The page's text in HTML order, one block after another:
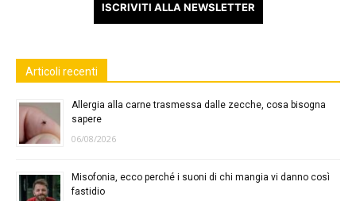
ISCRIVITI ALLA NEWSLETTER
Articoli recenti
Allergia alla carne trasmessa dalle zecche, cosa bisogna
sapere
06/08/2026
Misofonia, ecco perché i suoni di chi mangia vi danno così
fastidio